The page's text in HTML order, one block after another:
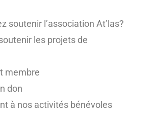
soutenir l’association At’las?
les projets de
membre
don
à nos activités bénévoles